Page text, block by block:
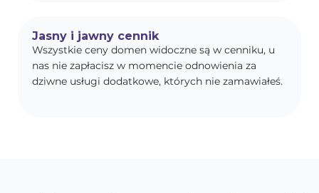
Jasny i jawny cennik
Wszystkie ceny domen widoczne są w cenniku, u
nas nie zapłacisz w momencie odnowienia za
dziwne usługi dodatkowe, których nie zamawiałeś.